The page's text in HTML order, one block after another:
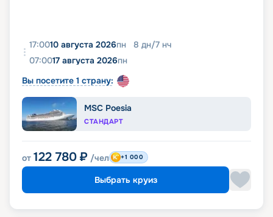
17:0010 августа 2026пн 8 дн/7 нч
07:0017 августа 2026пн
Вы посетите 1 страну:
MSC Poesia
СТАНДАРТ
от 122 780 ₽ /чел +1 000
Выбрать круиз